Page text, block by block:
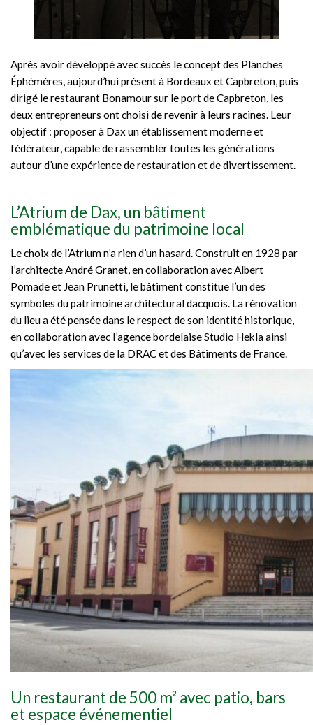
Après avoir développé avec succès le concept des Planches
Éphémères, aujourd’hui présent à Bordeaux et Capbreton, puis
dirigé le restaurant Bonamour sur le port de Capbreton, les
deux entrepreneurs ont choisi de revenir à leurs racines. Leur
objectif : proposer à Dax un établissement moderne et
fédérateur, capable de rassembler toutes les générations
autour d’une expérience de restauration et de divertissement.
L’Atrium de Dax, un bâtiment
emblématique du patrimoine local
Le choix de l’Atrium n’a rien d’un hasard. Construit en 1928 par
l’architecte André Granet, en collaboration avec Albert
Pomade et Jean Prunetti, le bâtiment constitue l’un des
symboles du patrimoine architectural dacquois. La rénovation
du lieu a été pensée dans le respect de son identité historique,
en collaboration avec l’agence bordelaise Studio Hekla ainsi
qu’avec les services de la DRAC et des Bâtiments de France.
Un restaurant de 500 m² avec patio, bars
et espace événementiel